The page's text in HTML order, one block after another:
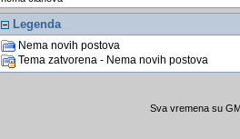
Legenda
Nema novih postova
Tema zatvorena - Nema novih postova
Sva vremena su